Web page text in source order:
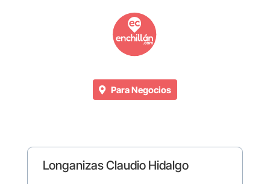
Para Negocios
Longanizas Claudio Hidalgo